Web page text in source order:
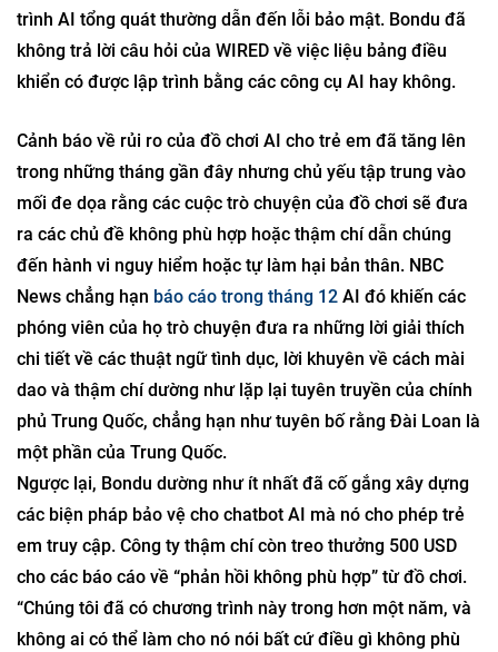
trình AI tổng quát thường dẫn đến lỗi bảo mật. Bondu đã
không trả lời câu hỏi của WIRED về việc liệu bảng điều
khiển có được lập trình bằng các công cụ AI hay không.
Cảnh báo về rủi ro của đồ chơi AI cho trẻ em đã tăng lên
trong những tháng gần đây nhưng chủ yếu tập trung vào
mối đe dọa rằng các cuộc trò chuyện của đồ chơi sẽ đưa
ra các chủ đề không phù hợp hoặc thậm chí dẫn chúng
đến hành vi nguy hiểm hoặc tự làm hại bản thân. NBC
News chẳng hạn báo cáo trong tháng 12 AI đó khiến các
phóng viên của họ trò chuyện đưa ra những lời giải thích
chi tiết về các thuật ngữ tình dục, lời khuyên về cách mài
dao và thậm chí dường như lặp lại tuyên truyền của chính
phủ Trung Quốc, chẳng hạn như tuyên bố rằng Đài Loan là
một phần của Trung Quốc.
Ngược lại, Bondu dường như ít nhất đã cố gắng xây dựng
các biện pháp bảo vệ cho chatbot AI mà nó cho phép trẻ
em truy cập. Công ty thậm chí còn treo thưởng 500 USD
cho các báo cáo về “phản hồi không phù hợp” từ đồ chơi.
“Chúng tôi đã có chương trình này trong hơn một năm, và
không ai có thể làm cho nó nói bất cứ điều gì không phù